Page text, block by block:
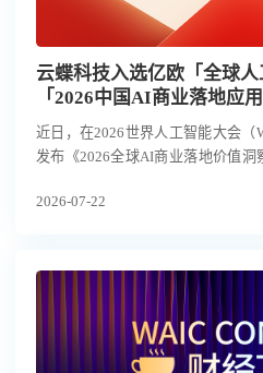
云蝶科技入选亿欧「全球
「2026中国AI商业落地应用
近日，在2026世界人工智能大会
发布《2026全球AI商业落地价值洞
局、AI商业落地场景与应用价值展
2026-07-22